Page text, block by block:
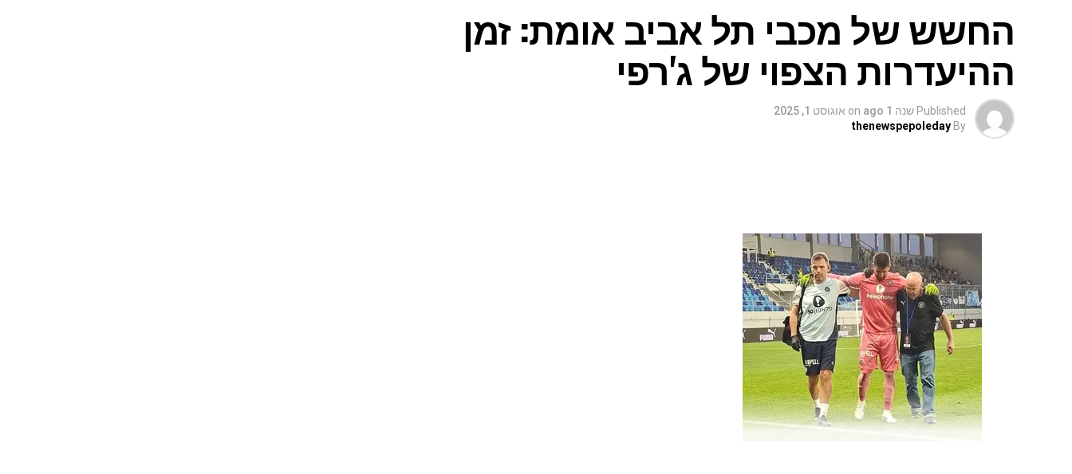
החשש של מכבי תל אביב אומת: זמן
ההיעדרות הצפוי של ג'רפי
Published שנה 1 ago on אוגוסט 1, 2025
By
thenewspepoleday